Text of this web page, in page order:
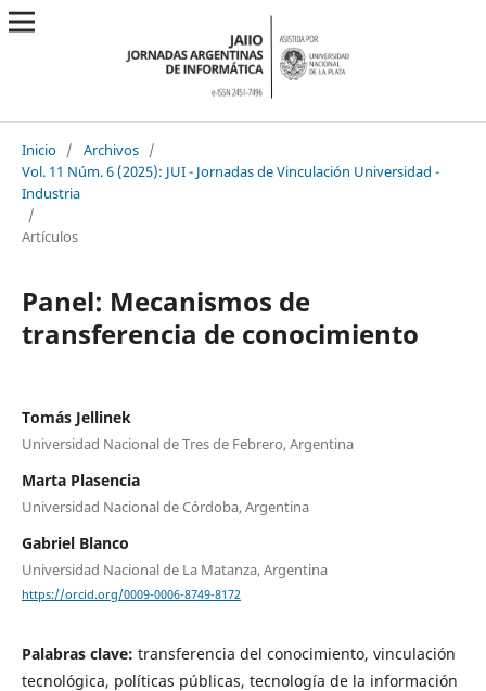
Inicio / Archivos /
Vol. 11 Núm. 6 (2025): JUI - Jornadas de Vinculación Universidad -
Industria
/
Artículos
Panel: Mecanismos de
transferencia de conocimiento
Tomás Jellinek
Universidad Nacional de Tres de Febrero, Argentina
Marta Plasencia
Universidad Nacional de Córdoba, Argentina
Gabriel Blanco
Universidad Nacional de La Matanza, Argentina
https://orcid.org/0009-0006-8749-8172
Palabras clave: transferencia del conocimiento, vinculación
tecnológica, políticas públicas, tecnología de la información